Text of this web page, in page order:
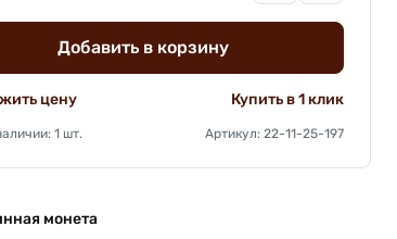
Добавить в корзину
цену Купить в 1 клик
1 шт. Артикул: 22-11-25-197
монета